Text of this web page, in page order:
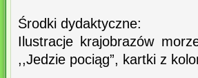
Środki dydaktyczne:
Ilustracje krajobrazów
,,Jedzie pociąg”, kartki z